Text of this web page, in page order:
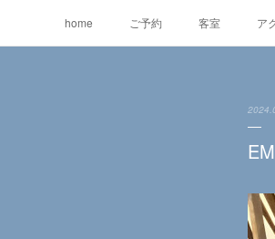
home ご予約 客室 ア